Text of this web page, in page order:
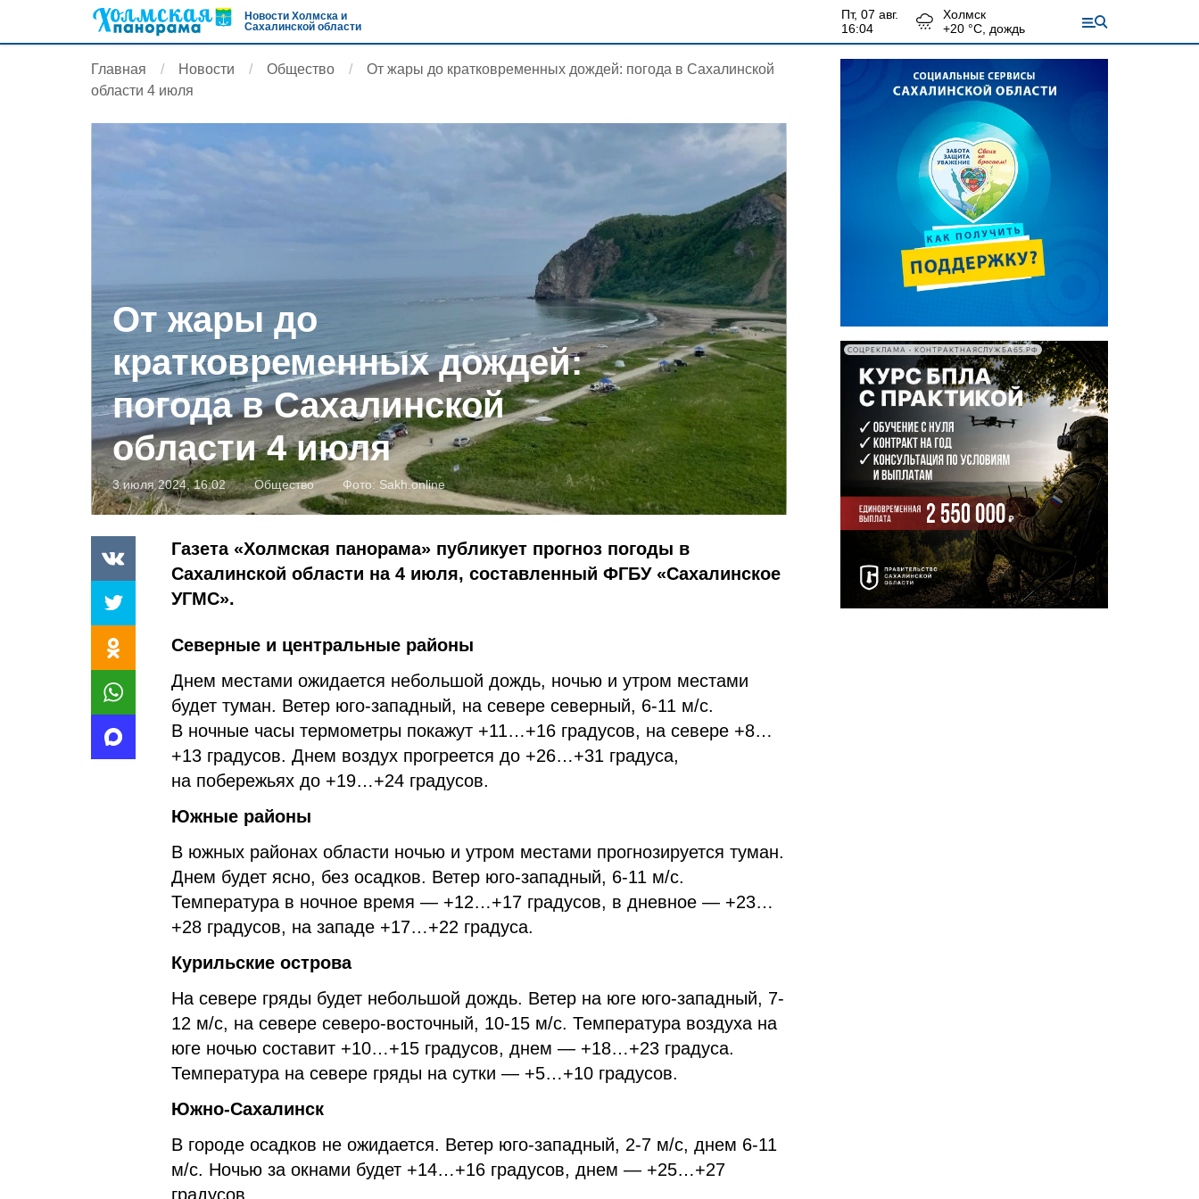
Новости Холмска и
Сахалинской области
пт, 07 авг.
16:04
Холмск
+20 °С, дождь
Главная Новости Общество
От жары до кратковременных дождей: погода в Сахалинской
области 4 июля
От жары до
кратковременных дождей:
погода в Сахалинской
области 4 июля
3 июля 2024, 16:02 Общество Фото: Sakh.online
Газета «Холмская панорама» публикует прогноз погоды в
Сахалинской области на 4 июля, составленный ФГБУ «Сахалинское
УГМС».
Северные и центральные районы
Днем местами ожидается небольшой дождь, ночью и утром местами
будет туман. Ветер юго-западный, на севере северный, 6-11 м/с.
В ночные часы термометры покажут +11…+16 градусов, на севере +8…
+13 градусов. Днем воздух прогреется до +26…+31 градуса,
на побережьях до +19…+24 градусов.
Южные районы
В южных районах области ночью и утром местами прогнозируется туман.
Днем будет ясно, без осадков. Ветер юго-западный, 6-11 м/с.
Температура в ночное время — +12…+17 градусов, в дневное — +23…
+28 градусов, на западе +17…+22 градуса.
Курильские острова
На севере гряды будет небольшой дождь. Ветер на юге юго-западный, 7-
12 м/с, на севере северо-восточный, 10-15 м/с. Температура воздуха на
юге ночью составит +10…+15 градусов, днем — +18…+23 градуса.
Температура на севере гряды на сутки — +5…+10 градусов.
Южно-Сахалинск
В городе осадков не ожидается. Ветер юго-западный, 2-7 м/с, днем 6-11
м/с. Ночью за окнами будет +14…+16 градусов, днем — +25…+27
градусов.
СОЦРЕКЛАМА • КОНТРАКТНАЯСЛУЖБА65.РФ